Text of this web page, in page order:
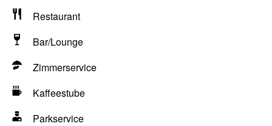
Restaurant
Bar/Lounge
Zimmerservice
Kaffeestube
Parkservice